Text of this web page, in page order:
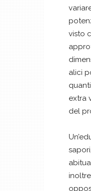
visto
alici
extra
del